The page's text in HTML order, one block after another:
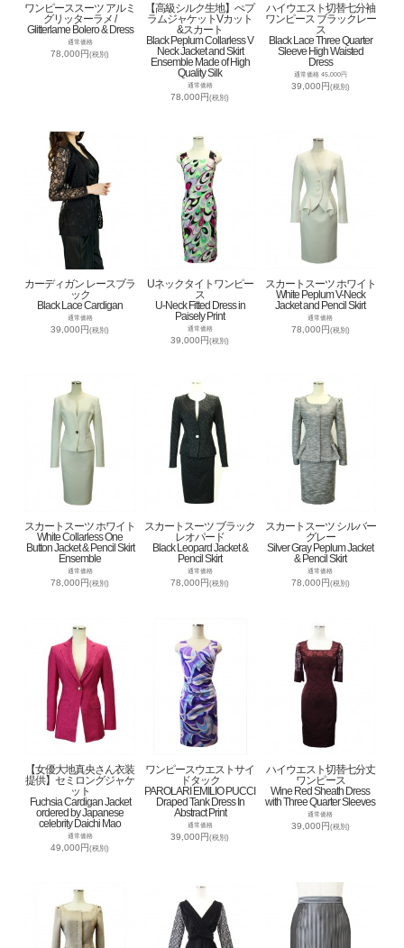
ワンピーススーツ アルミ
グリッターラメ /
Glitterlame Bolero & Dress
通常価格
78,000円(税別)
【高級シルク生地】ぺプ
ラムジャケットVカット
&スカート
Black Peplum Collarless V
Neck Jacket and Skirt
Ensemble Made of High
Quality Silk
通常価格
78,000円(税別)
ハイウエスト切替七分袖
ワンピース ブラックレー
ス
Black Lace Three Quarter
Sleeve High Waisted
Dress
通常価格 45,000円
39,000円(税別)
カーディガン レースブラ
ック
Black Lace Cardigan
通常価格
39,000円(税別)
Uネックタイトワンピー
ス
U-Neck Fitted Dress in
Paisely Print
通常価格
39,000円(税別)
スカートスーツ ホワイト
White Peplum V-Neck
Jacket and Pencil Skirt
通常価格
78,000円(税別)
スカートスーツ ホワイト
White Collarless One
Button Jacket & Pencil Skirt
Ensemble
通常価格
78,000円(税別)
スカートスーツ ブラック
レオパード
Black Leopard Jacket &
Pencil Skirt
通常価格
78,000円(税別)
スカートスーツ シルバー
グレー
Silver Gray Peplum Jacket
& Pencil Skirt
通常価格
78,000円(税別)
【女優大地真央さん衣装
提供】セミロングジャケ
ット
Fuchsia Cardigan Jacket
ordered by Japanese
celebrity Daichi Mao
通常価格
49,000円(税別)
ワンピースウエストサイ
ドタック
PAROLARI EMILIO PUCCI
Draped Tank Dress In
Abstract Print
通常価格
39,000円(税別)
ハイウエスト切替七分丈
ワンピース
Wine Red Sheath Dress
with Three Quarter Sleeves
通常価格
39,000円(税別)